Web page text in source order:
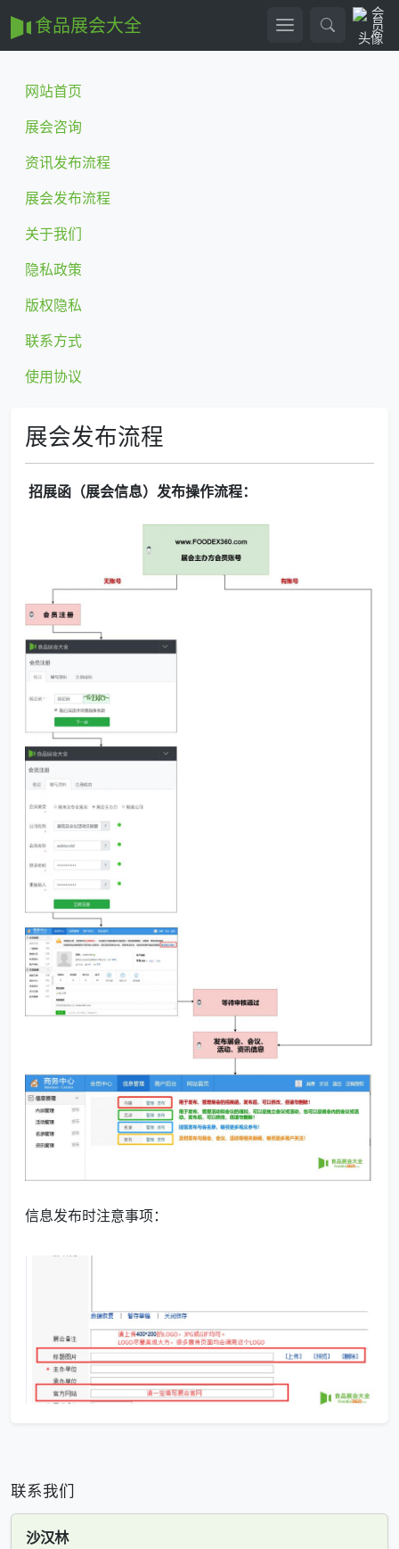
食品展会大全
网站首页
展会咨询
资讯发布流程
展会发布流程
关于我们
隐私政策
版权隐私
联系方式
使用协议
展会发布流程
招展函（展会信息）发布操作流程：
信息发布时注意事项：
联系我们
沙汉林